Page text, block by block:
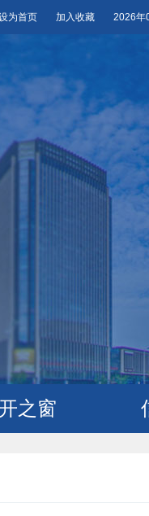
为首页 加入收藏 2026年
之窗